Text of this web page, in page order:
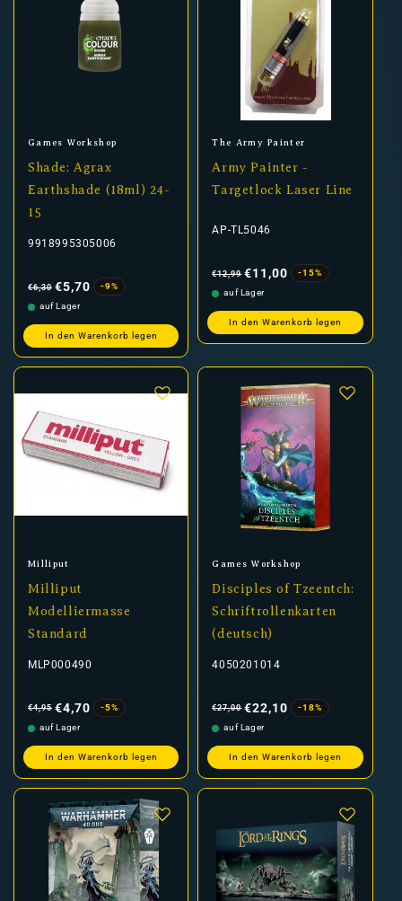
Anbieter:
Games Workshop
Shade: Agrax
Earthshade (18ml) 24-
15
9918995305006
Preis
€6,30 €5,70
-9%
auf Lager
In den Warenkorb legen
Anbieter:
The Army Painter
Army Painter -
Targetlock Laser Line
AP-TL5046
Preis
€12,99 €11,00
-15%
auf Lager
In den Warenkorb legen
Anbieter:
Milliput
Milliput
Modelliermasse
Standard
MLP000490
Preis
€4,95 €4,70
-5%
auf Lager
In den Warenkorb legen
Anbieter:
Games Workshop
Disciples of Tzeentch:
Schriftrollenkarten
(deutsch)
4050201014
Preis
€27,00 €22,10
-18%
auf Lager
In den Warenkorb legen